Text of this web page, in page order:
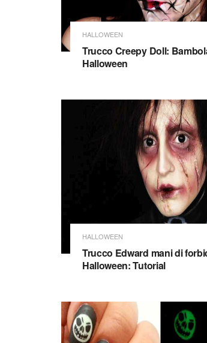
HALLOWEEN
Trucco Creepy Doll:
Halloween
HALLOWEEN
Trucco Edward mani di
Halloween: Tutorial